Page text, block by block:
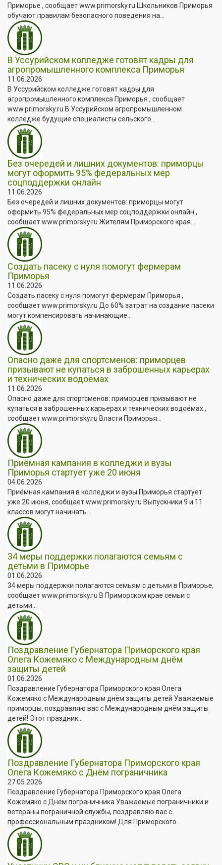
Приморье , сообщает www.primorsky.ru Школьников Приморья
обучают правилам безопасного поведения на...
В Уссурийском колледже готовят кадры для
агропромышленного комплекса Приморья
11.06.2026
В Уссурийском колледже готовят кадры для
агропромышленного комплекса Приморья , сообщает
www.primorsky.ru В Уссурийском агропромышленном
колледже будущие специалисты сельского...
Без очередей и лишних документов: приморцы
могут оформить 95% федеральных мер
соцподдержки онлайн
11.06.2026
Без очередей и лишних документов: приморцы могут
оформить 95% федеральных мер соцподдержки онлайн ,
сообщает www.primorsky.ru Жителям Приморского края...
Создать пасеку с нуля помогут фермерам
Приморья
11.06.2026
Создать пасеку с нуля помогут фермерам Приморья ,
сообщает www.primorsky.ru До 60% затрат на создание пасеки
могут компенсировать начинающие...
Опасно даже для спортсменов: приморцев
призывают не купаться в заброшенных карьерах
и технических водоёмах
11.06.2026
Опасно даже для спортсменов: приморцев призывают не
купаться в заброшенных карьерах и технических водоёмах ,
сообщает www.primorsky.ru Власти Приморья...
Приёмная кампания в колледжи и вузы
Приморья стартует уже 20 июня
04.06.2026
Приёмная кампания в колледжи и вузы Приморья стартует
уже 20 июня, сообщает www.primorsky.ru Выпускники 9 и 11
классов могут начинать...
34 меры поддержки полагаются семьям с
детьми в Приморье
01.06.2026
34 меры поддержки полагаются семьям с детьми в Приморье,
сообщает www.primorsky.ru В Приморском крае семьи с
детьми...
Поздравление Губернатора Приморского края
Олега Кожемяко с Международным днём
защиты детей
01.06.2026
Поздравление Губернатора Приморского края Олега
Кожемяко с Международным днём защиты детей Уважаемые
приморцы, поздравляю вас с Международным днём защиты
детей! Этот праздник...
Поздравление Губернатора Приморского края
Олега Кожемяко с Днём пограничника
27.05.2026
Поздравление Губернатора Приморского края Олега
Кожемяко с Днём пограничника Уважаемые пограничники и
ветераны пограничной службы, поздравляю вас с
профессиональным праздником! Для Приморского...